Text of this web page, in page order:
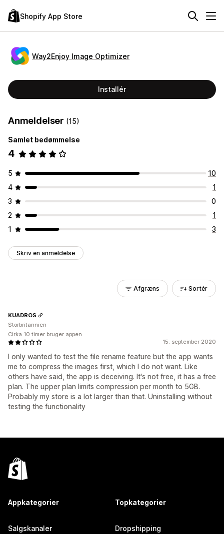
Shopify App Store
Way2Enjoy Image Optimizer
Installér
Anmeldelser (15)
Samlet bedømmelse
4
5
10
4
1
3
0
2
1
1
3
Skriv en anmeldelse
Afgræns Sortér
15. september 2020
I only wanted to test the file rename feature but the app wants
me to compress the images first, which I do not want. Like
others have said, the app is deceiving. It's not free, it has a free
plan. The upper plan limits compression per month to 5GB.
Probably my store is a lot larger than that. Uninstalling without
testing the functionality
KUADROS
Storbritannien
Cirka 10 timer bruger appen
Appkategorier
Salgskanaler
Topkategorier
Dropshipping